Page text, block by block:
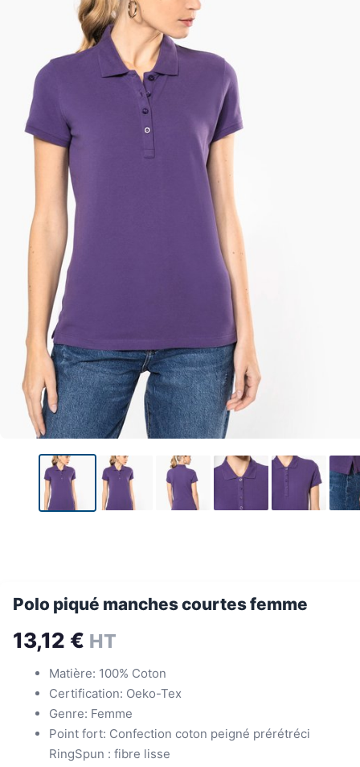
Polo piqué manches courtes femme
13,12 € HT
Matière: 100% Coton
Certification: Oeko-Tex
Genre: Femme
Point fort: Confection coton peigné prérétréci
RingSpun : fibre lisse